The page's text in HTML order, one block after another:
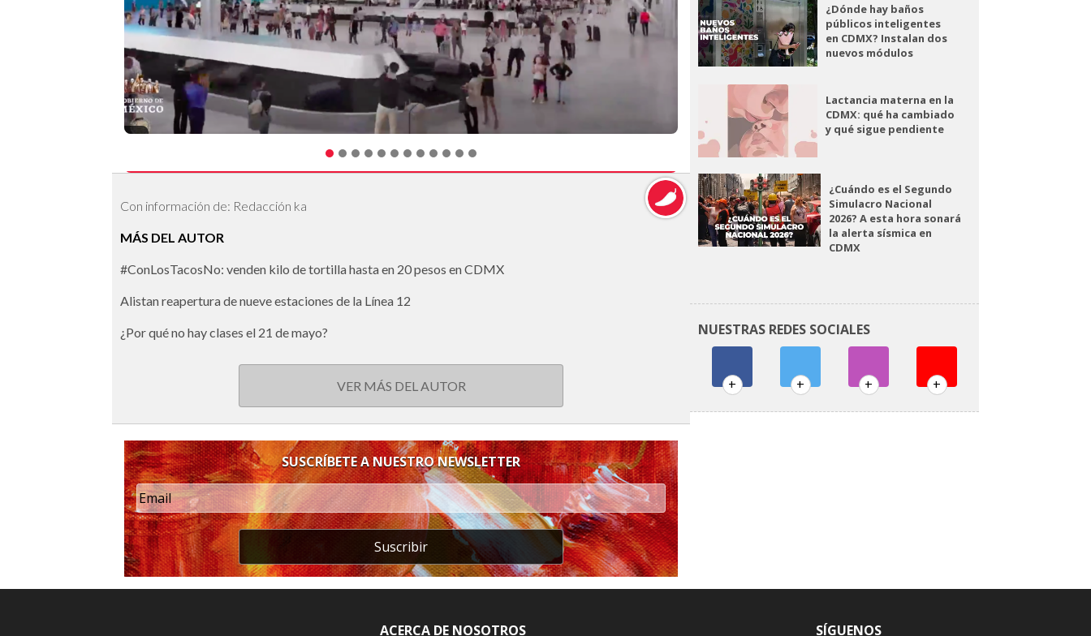
Con información de: Redacción ka
MÁS DEL AUTOR
#ConLosTacosNo: venden kilo de tortilla hasta en 20 pesos en CDMX
Alistan reapertura de nueve estaciones de la Línea 12
¿Por qué no hay clases el 21 de mayo?
VER MÁS DEL AUTOR
SUSCRÍBETE A NUESTRO NEWSLETTER
Suscribir
¿Dónde hay baños
públicos inteligentes
en CDMX? Instalan dos
nuevos módulos
Lactancia materna en la
CDMX: qué ha cambiado
y qué sigue pendiente
¿Cuándo es el Segundo
Simulacro Nacional
2026? A esta hora sonará
la alerta sísmica en
CDMX
NUESTRAS REDES SOCIALES
+ + + +
ACERCA DE NOSOTROS SÍGUENOS